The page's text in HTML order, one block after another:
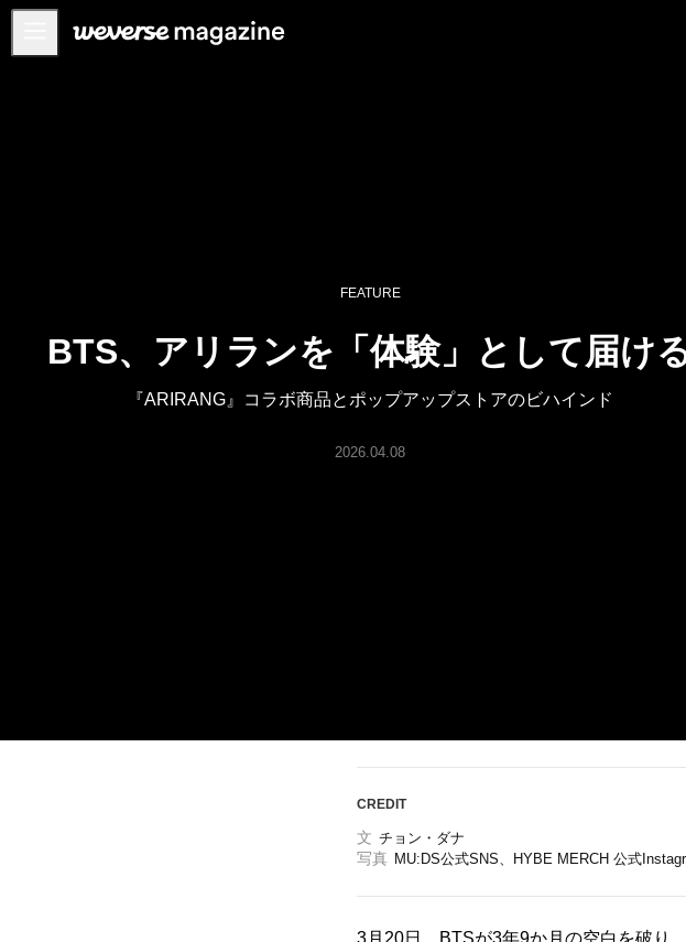
お知らせ
THE
FEATURE
BTS、アリランを「体験」として届け
『ARIRANG』コラボ商品とポップアップストアのビハインド
2026.04.08
CREDIT
文 チョン・ダナ
写真 MU:DS公式SNS、HYBE MERCH 公式
3月20日、BTSが3年9か月の空白を破り